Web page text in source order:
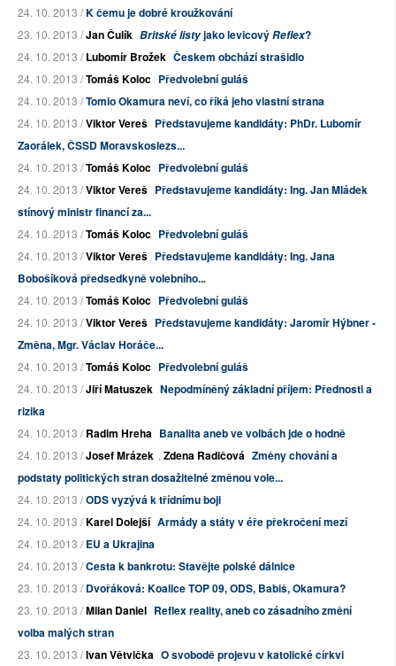
24. 10. 2013 /K čemu je dobré kroužkování
23. 10. 2013 /Jan Čulík Britské listyjako levicovýReflex?
24. 10. 2013 /Lubomír Brožek Českem obchází strašidlo
24. 10. 2013 /Tomáš Koloc Předvolební guláš
24. 10. 2013 /Tomio Okamura neví, co říká jeho vlastní strana
24. 10. 2013 /Viktor Vereš Představujeme kandidáty: PhDr. Lubomír
Zaorálek, ČSSD Moravskoslezs...
24. 10. 2013 /Tomáš Koloc Předvolební guláš
24. 10. 2013 /Viktor Vereš Představujeme kandidáty: Ing. Jan Mládek
stínový ministr financí za...
24. 10. 2013 /Tomáš Koloc Předvolební guláš
24. 10. 2013 /Viktor Vereš Představujeme kandidáty: Ing. Jana
Bobošíková předsedkyně volebního...
24. 10. 2013 /Tomáš Koloc Předvolební guláš
24. 10. 2013 /Viktor Vereš Představujeme kandidáty: Jaromír Hýbner -
Změna, Mgr. Václav Horáče...
24. 10. 2013 /Tomáš Koloc Předvolební guláš
24. 10. 2013 /Jiří Matuszek Nepodmíněný základní příjem: Přednosti a
rizika
24. 10. 2013 /Radim Hreha Banalita aneb ve volbách jde o hodně
24. 10. 2013 /Josef Mrázek , Zdena Radičová Změny chování a
podstaty politických stran dosažitelné změnou vole...
24. 10. 2013 /ODS vyzývá k třídnímu boji
24. 10. 2013 /Karel Dolejší Armády a státy v éře překročení mezí
24. 10. 2013 /EU a Ukrajina
24. 10. 2013 /Cesta k bankrotu: Stavějte polské dálnice
23. 10. 2013 /Dvořáková: Koalice TOP 09, ODS, Babiš, Okamura?
23. 10. 2013 /Milan Daniel Reflex reality, aneb co zásadního změní
volba malých stran
23. 10. 2013 /Ivan Větvička O svobodě projevu v katolické církvi